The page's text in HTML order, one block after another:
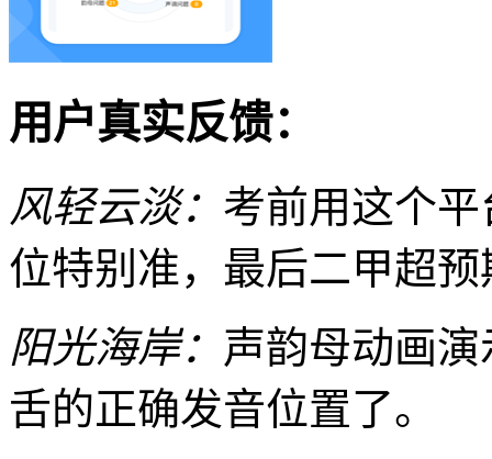
用户真实反馈：
风轻云淡： 考前用这个
位特别准，最后二甲超
阳光海岸： 声韵母动画
舌的正确发音位置了。